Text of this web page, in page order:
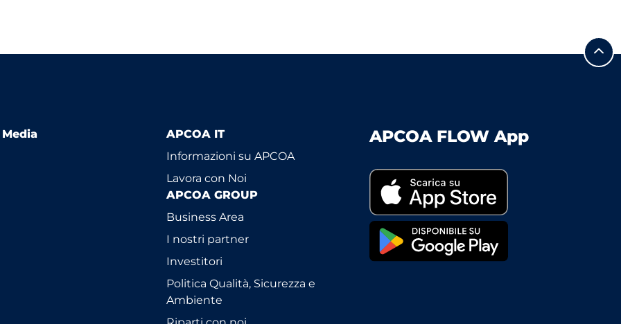
APCOA IT
Informazioni su APCOA
Lavora con Noi
APCOA GROUP
Business Area
I nostri partner
Investitori
Politica Qualità, Sicurezza e
Ambiente
APCOA FLOW App